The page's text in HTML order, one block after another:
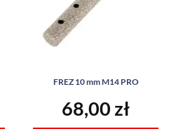
FREZ 10 mm M14 PRO
68,00 zł